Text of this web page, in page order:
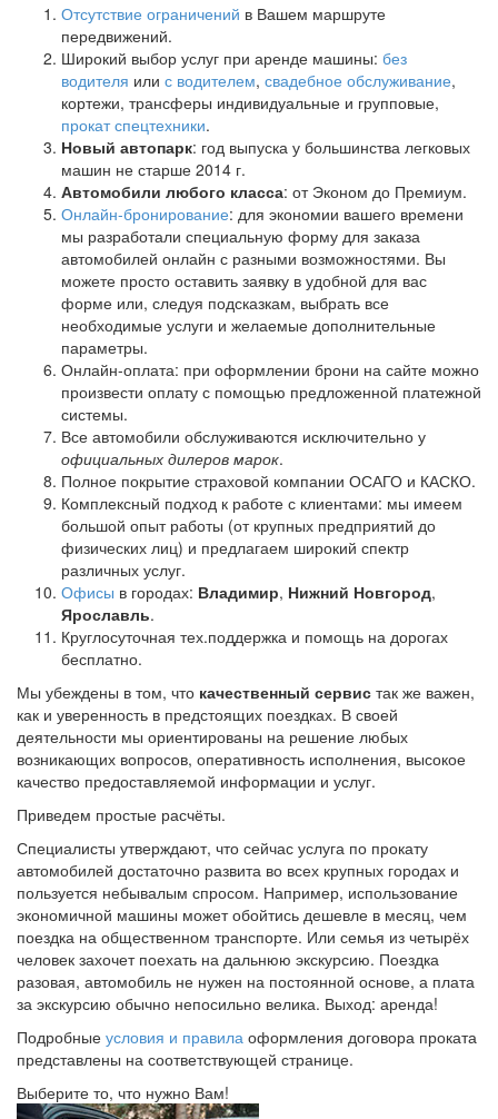
Отсутствие ограничений в Вашем маршруте
передвижений.
Широкий выбор услуг при аренде машины: без
водителя или с водителем, свадебное обслуживание,
кортежи, трансферы индивидуальные и групповые,
прокат спецтехники.
Новый автопарк: год выпуска у большинства легковых
машин не старше 2014 г.
Автомобили любого класса: от Эконом до Премиум.
Онлайн-бронирование: для экономии вашего времени
мы разработали специальную форму для заказа
автомобилей онлайн с разными возможностями. Вы
можете просто оставить заявку в удобной для вас
форме или, следуя подсказкам, выбрать все
необходимые услуги и желаемые дополнительные
параметры.
Онлайн-оплата: при оформлении брони на сайте можно
произвести оплату с помощью предложенной платежной
системы.
Все автомобили обслуживаются исключительно у
официальных дилеров марок.
Полное покрытие страховой компании ОСАГО и КАСКО.
Комплексный подход к работе с клиентами: мы имеем
большой опыт работы (от крупных предприятий до
физических лиц) и предлагаем широкий спектр
различных услуг.
Офисы в городах: Владимир, Нижний Новгород,
Ярославль.
Круглосуточная тех.поддержка и помощь на дорогах
бесплатно.
Мы убеждены в том, что качественный сервис так же важен,
как и уверенность в предстоящих поездках. В своей
деятельности мы ориентированы на решение любых
возникающих вопросов, оперативность исполнения, высокое
качество предоставляемой информации и услуг.
Приведем простые расчёты.
Специалисты утверждают, что сейчас услуга по прокату
автомобилей достаточно развита во всех крупных городах и
пользуется небывалым спросом. Например, использование
экономичной машины может обойтись дешевле в месяц, чем
поездка на общественном транспорте. Или семья из четырёх
человек захочет поехать на дальнюю экскурсию. Поездка
разовая, автомобиль не нужен на постоянной основе, а плата
за экскурсию обычно непосильно велика. Выход: аренда!
Подробные условия и правила оформления договора проката
представлены на соответствующей странице.
Выберите то, что нужно Вам!